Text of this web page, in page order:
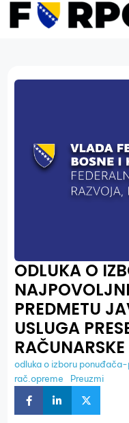
ODLUKA O
PREDMETU
USLUGA
odluka o izboru
rač.opreme
Preuzmi